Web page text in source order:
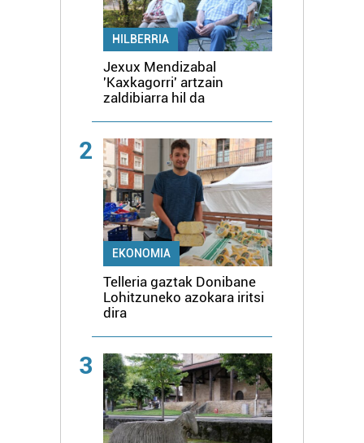
HILBERRIA
Jexux Mendizabal
'Kaxkagorri' artzain
zaldibiarra hil da
2
EKONOMIA
Telleria gaztak Donibane
Lohitzuneko azokara iritsi
dira
3